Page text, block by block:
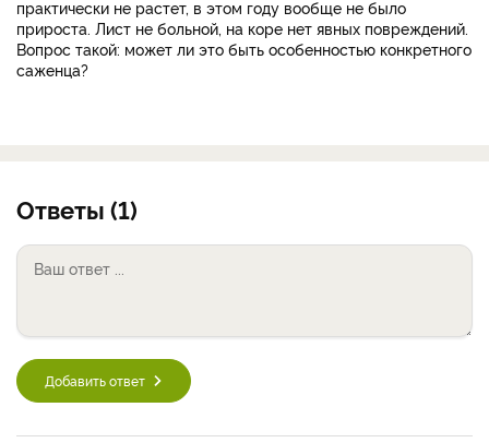
практически не растет, в этом году вообще не было
прироста. Лист не больной, на коре нет явных повреждений.
Вопрос такой: может ли это быть особенностью конкретного
саженца?
Ответы (1)
Добавить ответ